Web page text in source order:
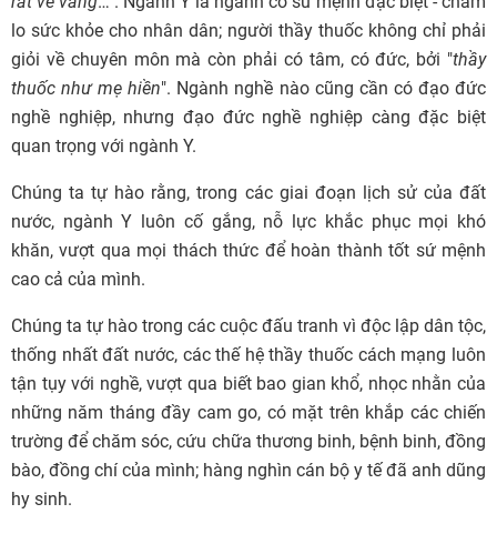
lo sức khỏe cho nhân dân; người thầy thuốc không chỉ phải
giỏi về chuyên môn mà còn phải có tâm, có đức, bởi "thầy
thuốc như mẹ hiền". Ngành nghề nào cũng cần có đạo đức
nghề nghiệp, nhưng đạo đức nghề nghiệp càng đặc biệt
quan trọng với ngành Y.
Chúng ta tự hào rằng, trong các giai đoạn lịch sử của đất
nước, ngành Y luôn cố gắng, nỗ lực khắc phục mọi khó
khăn, vượt qua mọi thách thức để hoàn thành tốt sứ mệnh
cao cả của mình.
Chúng ta tự hào trong các cuộc đấu tranh vì độc lập dân tộc,
thống nhất đất nước, các thế hệ thầy thuốc cách mạng luôn
tận tụy với nghề, vượt qua biết bao gian khổ, nhọc nhằn của
những năm tháng đầy cam go, có mặt trên khắp các chiến
trường để chăm sóc, cứu chữa thương binh, bệnh binh, đồng
bào, đồng chí của mình; hàng nghìn cán bộ y tế đã anh dũng
hy sinh.